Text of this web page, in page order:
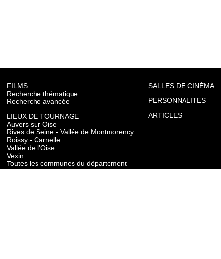
FILMS
Recherche thématique
Recherche avancée
LIEUX DE TOURNAGE
Auvers sur Oise
Rives de Seine - Vallée de Montmorency
Roissy - Carnelle
Vallée de l'Oise
Vexin
Toutes les communes du département
SALLES DE CINÉMA
PERSONNALITÉS
ARTICLES